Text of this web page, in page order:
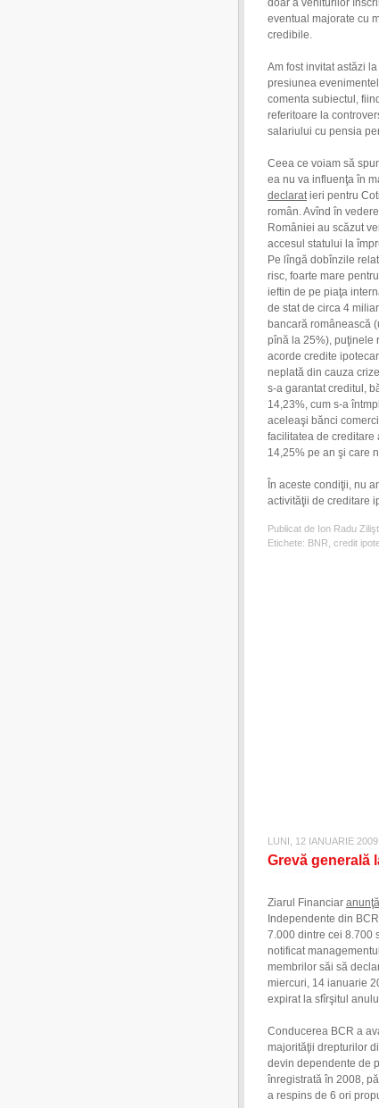
doar a veniturilor
eventual majorate cu
credibile.
Am fost invitat astăzi la
presiunea
comenta subiectul,
referitoare la
salariului cu pensia
Ceea ce voiam să
ea nu va influenţa în
declaratieri pentru
român. Avînd în
României au scăzut
accesul statului la
Pe lîngă dobînzile
risc, foarte mare
ieftin de pe piaţa
de stat de circa 4
bancară românească
pînă la 25%), puţinele
acorde credite
neplată din cauza
s-a garantat creditul,
14,23%, cum s-a
aceleaşi bănci
facilitatea de creditare
14,25% pe an şi care
În aceste condiţii, nu
activităţii de creditare
Publicat de Ion Radu
Etichete: BNR credit
LUNI, 12 IANUARIE 2009
Grevă generală
Ziarul Financiar anunţă
Independente din
7.000 dintre cei 8.700
notificat
membrilor săi să
miercuri, 14 ianuarie
expirat la sfîrşitul
Conducerea BCR a
majorităţii drepturilor
devin dependente de
înregistrată în 2008,
a respins de 6 ori